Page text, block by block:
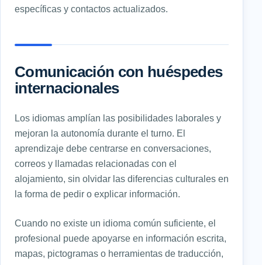
específicas y contactos actualizados.
Comunicación con huéspedes
internacionales
Los idiomas amplían las posibilidades laborales y
mejoran la autonomía durante el turno. El
aprendizaje debe centrarse en conversaciones,
correos y llamadas relacionadas con el
alojamiento, sin olvidar las diferencias culturales en
la forma de pedir o explicar información.
Cuando no existe un idioma común suficiente, el
profesional puede apoyarse en información escrita,
mapas, pictogramas o herramientas de traducción,